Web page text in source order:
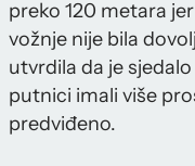
preko 120 metara
vožnje nije bila
utvrdila da je
putnici imali više
predviđeno.